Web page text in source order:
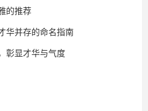
的推荐
华并存的命名指南
彰显才华与气度